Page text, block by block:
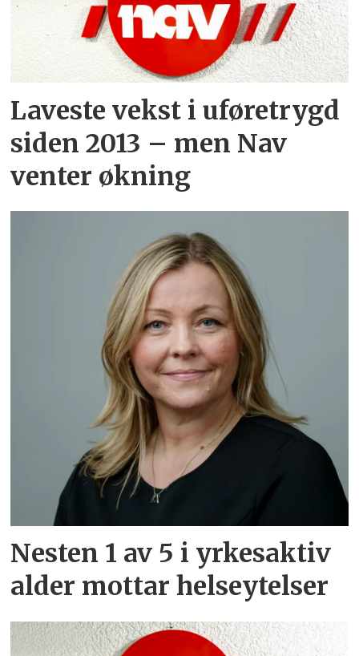
Laveste vekst i uføretrygd
siden 2013 – men Nav
venter økning
Nesten 1 av 5 i yrkesaktiv
alder mottar helseytelser